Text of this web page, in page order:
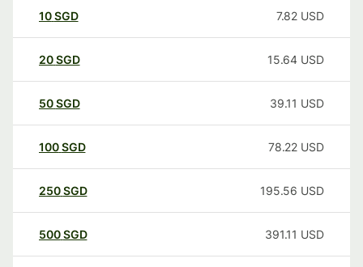
10SGD 7.82 USD
20SGD 15.64 USD
50SGD 39.11 USD
100SGD 78.22 USD
250SGD 195.56 USD
500SGD 391.11 USD